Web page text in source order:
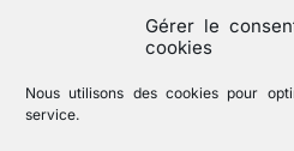
Gérer le
cookies
Nous utilisons des cookies pour
service.